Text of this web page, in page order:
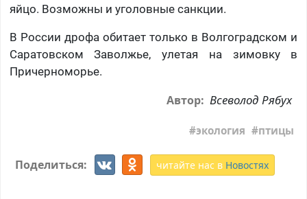
яйцо. Возможны и уголовные санкции.
В России дрофа обитает только в Волгоградском и
Саратовском Заволжье, улетая на зимовку в
Причерноморье.
Автор: Всеволод Рябух
экология птицы
Поделиться: читайте нас в Новостях